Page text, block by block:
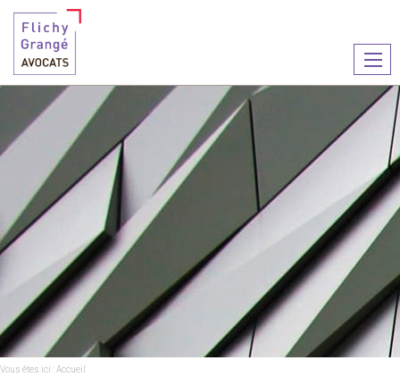
le
Vous êtes ici :Accueil